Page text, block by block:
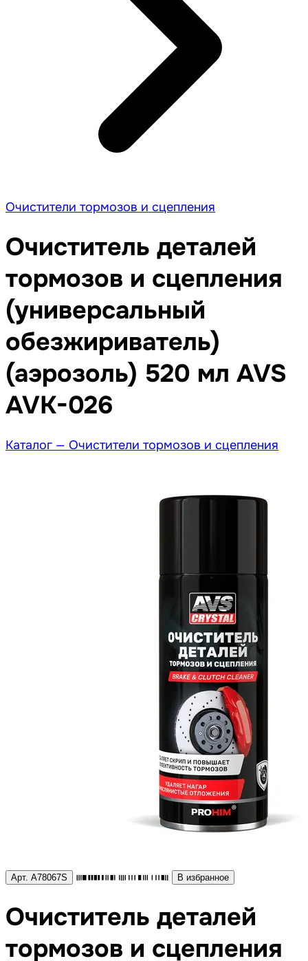
Очистители тормозов и сцепления
Очиститель деталей
тормозов и сцепления
(универсальный
обезжириватель)
(аэрозоль) 520 мл AVS
AVK-026
Каталог — Очистители тормозов и сцепления
Арт. A78067S В избранное
Очиститель деталей
тормозов и сцепления